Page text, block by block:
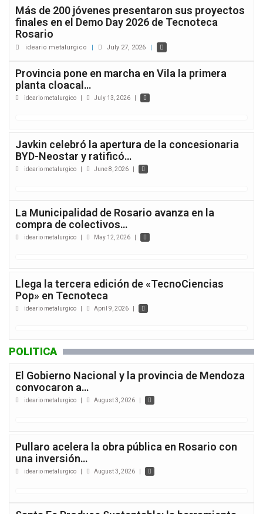
Más de 200 jóvenes presentaron sus proyectos
finales en el Demo Day 2026 de Tecnoteca
Rosario
ideario metalurgico | July 27, 2026 |
Provincia pone en marcha en Vila la primera
planta cloacal…
ideario metalurgico July 13, 2026
Javkin celebró la apertura de la concesionaria
BYD-Neostar y ratificó…
ideario metalurgico June 8, 2026
La Municipalidad de Rosario avanza en la
compra de colectivos…
ideario metalurgico May 12, 2026
Llega la tercera edición de «TecnoCiencias
Pop» en Tecnoteca
ideario metalurgico April 9, 2026
POLITICA
El Gobierno Nacional y la provincia de Mendoza
convocaron a…
ideario metalurgico August 3, 2026
Pullaro acelera la obra pública en Rosario con
una inversión…
ideario metalurgico August 3, 2026